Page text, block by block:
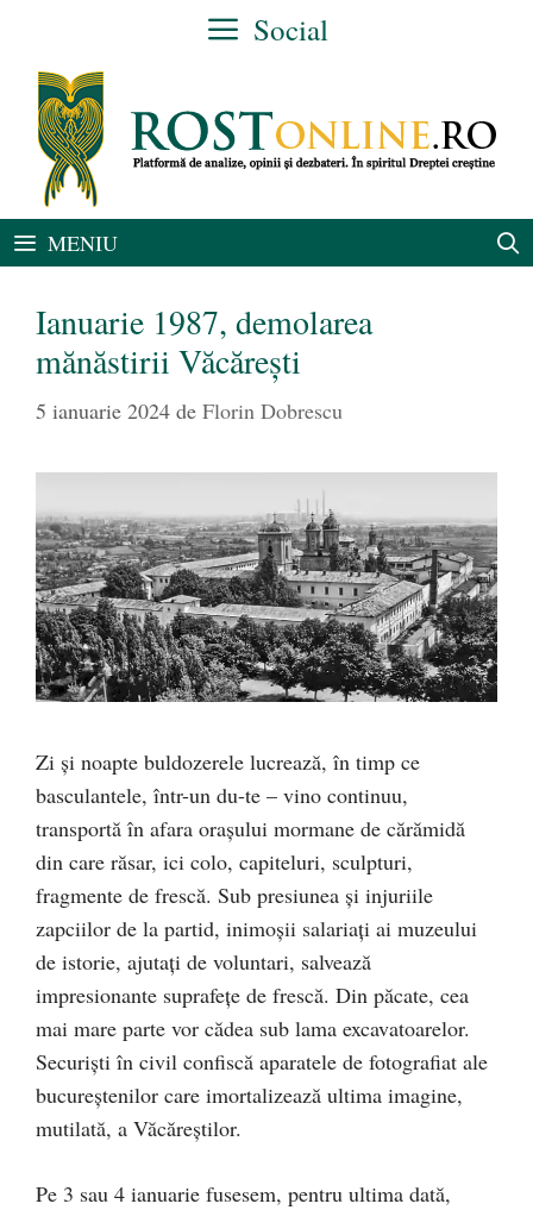
conținut
Social
MENIU
Ianuarie 1987, demolarea
mănăstirii Văcărești
5 ianuarie 2024 de Florin Dobrescu
Zi şi noapte buldozerele lucrează, în timp ce
basculantele, într-un du-te – vino continuu,
transportă în afara orașului mormane de cărămidă
din care răsar, ici colo, capiteluri, sculpturi,
fragmente de frescă. Sub presiunea şi injuriile
zapciilor de la partid, inimoşii salariaţi ai muzeului
de istorie, ajutaţi de voluntari, salvează
impresionante suprafeţe de frescă. Din păcate, cea
mai mare parte vor cădea sub lama excavatoarelor.
Securişti în civil confiscă aparatele de fotografiat ale
bucureştenilor care imortalizează ultima imagine,
mutilată, a Văcăreştilor.
Pe 3 sau 4 ianuarie fusesem, pentru ultima dată,